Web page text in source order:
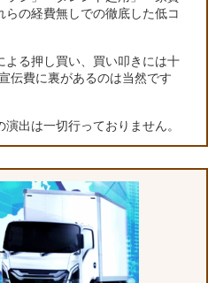
の経費無しでの徹底した低コ
よる押し買い、買い叩きには十
伝費に裏があるのは当然です
出は一切行っておりません。